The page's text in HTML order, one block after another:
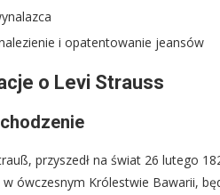
i opatentowanie jeansów
o Levi Strauss
przyszedł na świat 26 lutego
ówczesnym Królestwie Bawarii,